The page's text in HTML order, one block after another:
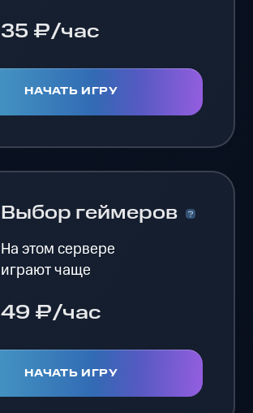
35 ₽/час
НАЧАТЬ ИГРУ
Выбор геймеров
На этом сервере
играют чаще
49 ₽/час
НАЧАТЬ ИГРУ